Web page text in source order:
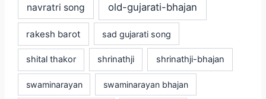
navratri song old-gujarati-bhajan
rakesh barot sad gujarati song
shital thakor shrinathji shrinathji-bhajan
swaminarayan swaminarayan bhajan